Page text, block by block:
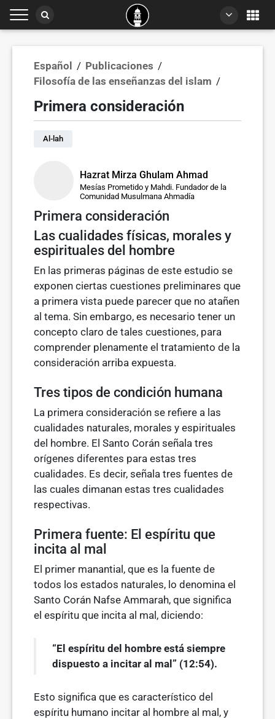
Español / Publicaciones /
Filosofía de las enseñanzas del islam /
Primera consideración
Al-lah
Hazrat Mirza Ghulam Ahmad
Mesías Prometido y Mahdi. Fundador de la
Comunidad Musulmana Ahmadía
Primera consideración
Las cualidades físicas, morales y
espirituales del hombre
En las primeras páginas de este estudio se
exponen ciertas cuestiones preliminares que
a primera vista puede parecer que no atañen
al tema. Sin embargo, es necesario tener un
concepto claro de tales cuestiones, para
comprender plenamente el tratamiento de la
consideración arriba expuesta.
Tres tipos de condición humana
La primera consideración se refiere a las
cualidades naturales, morales y espirituales
del hombre. El Santo Corán señala tres
orígenes diferentes para estas tres
cualidades. Es decir, señala tres fuentes de
las cuales dimanan estas tres cualidades
respectivas.
Primera fuente: El espíritu que
incita al mal
El primer manantial, que es la fuente de
todos los estados naturales, lo denomina el
Santo Corán Nafse Ammarah, que significa
el espíritu que incita al mal, diciendo:
“El espíritu del hombre está siempre
dispuesto a incitar al mal” (12:54).
Esto significa que es característico del
espíritu humano incitar al hombre al mal, y